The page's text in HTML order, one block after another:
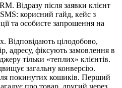
Відразу після заявки клієнт
корисний гайд, кейс з
та особисте запрошення на
Відповідають цілодобово,
адресу, фіксують замовлення в
тільки «теплих» клієнтів.
загальну конверсію.
покинутих кошиків. Перший
про товар, другий через